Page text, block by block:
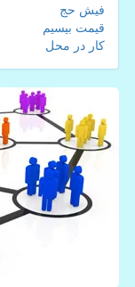
فیش حج
قیمت بیسیم
کار در محل